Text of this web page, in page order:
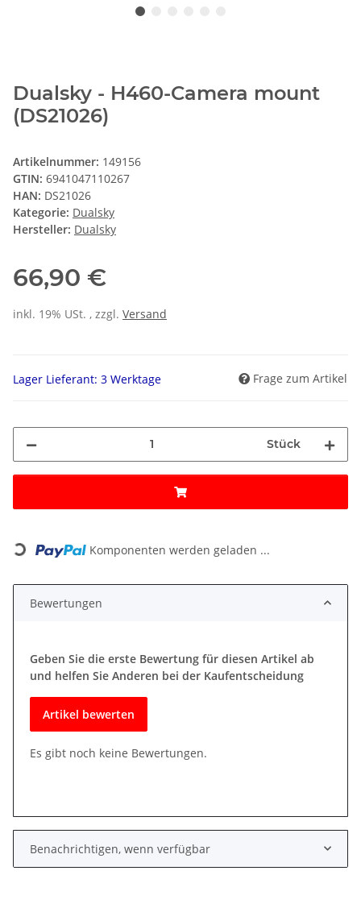
Dualsky - H460-Camera mount
(DS21026)
Artikelnummer: 149156
GTIN: 6941047110267
HAN: DS21026
Kategorie: Dualsky
Hersteller: Dualsky
66,90 €
inkl. 19% USt. , zzgl. Versand
Lager Lieferant: 3 Werktage Frage zum Artikel
Stück
Loading... Komponenten werden geladen ...
Bewertungen
Geben Sie die erste Bewertung für diesen Artikel ab
und helfen Sie Anderen bei der Kaufentscheidung
Artikel bewerten
Es gibt noch keine Bewertungen.
Benachrichtigen, wenn verfügbar